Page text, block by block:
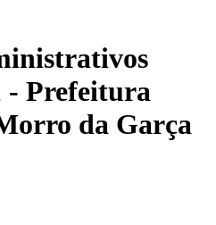
- Prefeitura
da Garça